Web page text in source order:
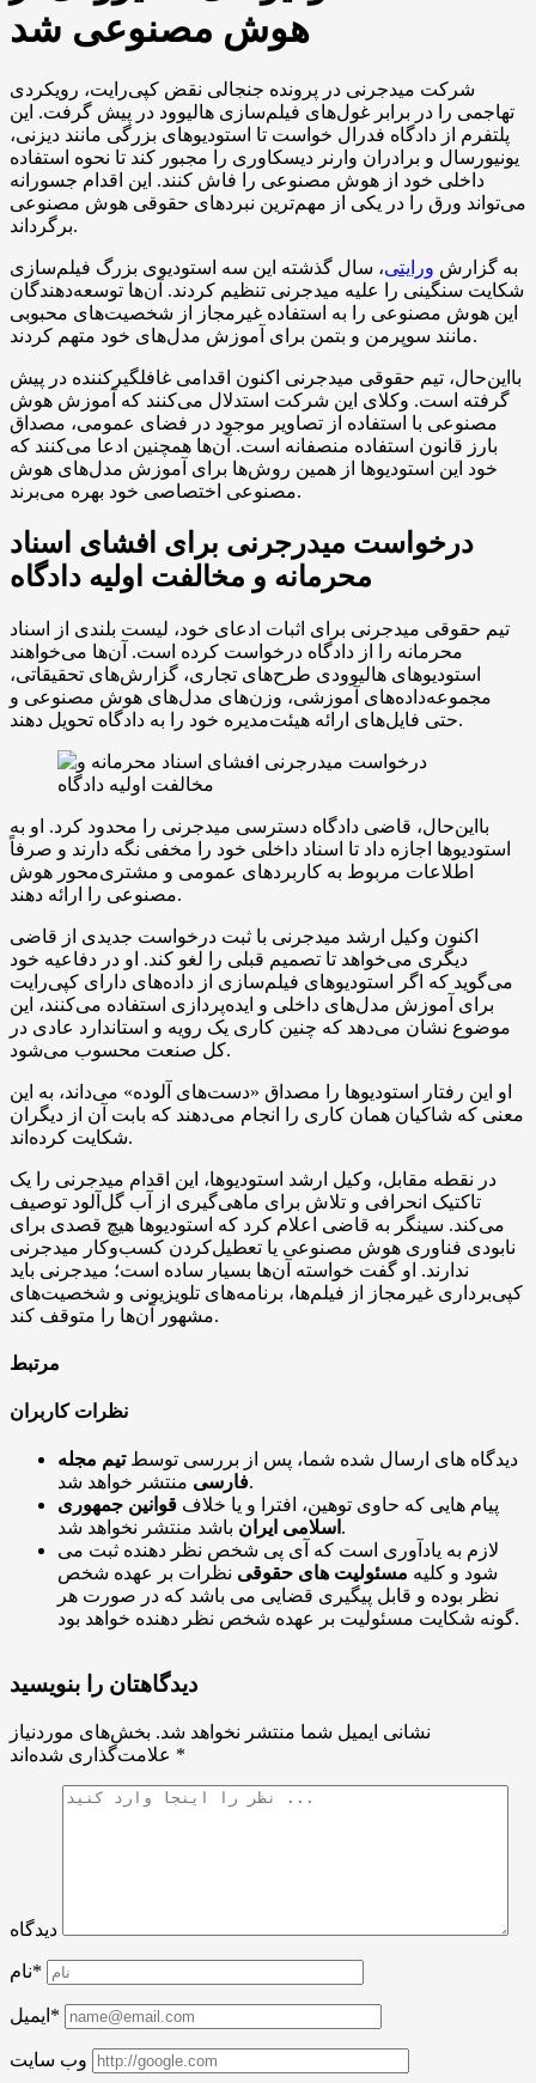
هوش مصنوعی شد
شرکت میدجرنی در پرونده جنجالی نقض کپی‌رایت، رویکردی
تهاجمی را در برابر غول‌های فیلم‌سازی هالیوود در پیش گرفت. این
پلتفرم از دادگاه فدرال خواست تا استودیوهای بزرگی مانند دیزنی،
یونیورسال و برادران وارنر دیسکاوری را مجبور کند تا نحوه استفاده
داخلی خود از هوش مصنوعی را فاش کنند. این اقدام جسورانه
می‌تواند ورق را در یکی از مهم‌ترین نبردهای حقوقی هوش مصنوعی
برگرداند.
به گزارش ورایتی، سال گذشته این سه استودیوی بزرگ فیلم‌سازی
شکایت سنگینی را علیه میدجرنی تنظیم کردند. آن‌ها توسعه‌دهندگان
این هوش مصنوعی را به استفاده غیرمجاز از شخصیت‌های محبوبی
مانند سوپرمن و بتمن برای آموزش مدل‌های خود متهم کردند.
بااین‌حال، تیم حقوقی میدجرنی اکنون اقدامی غافلگیرکننده در پیش
گرفته است. وکلای این شرکت استدلال می‌کنند که آموزش هوش
مصنوعی با استفاده از تصاویر موجود در فضای عمومی، مصداق
بارز قانون استفاده منصفانه است. آن‌ها همچنین ادعا می‌کنند که
خود این استودیوها از همین روش‌ها برای آموزش مدل‌های هوش
مصنوعی اختصاصی خود بهره می‌برند.
درخواست میدرجرنی برای افشای اسناد
محرمانه و مخالفت اولیه دادگاه
تیم حقوقی میدجرنی برای اثبات ادعای خود، لیست بلندی از اسناد
محرمانه را از دادگاه درخواست کرده است. آن‌ها می‌خواهند
استودیوهای هالیوودی طرح‌های تجاری، گزارش‌های تحقیقاتی،
مجموعه‌داده‌های آموزشی، وزن‌های مدل‌های هوش مصنوعی و
حتی فایل‌های ارائه هیئت‌مدیره خود را به دادگاه تحویل دهند.
بااین‌حال، قاضی دادگاه دسترسی میدجرنی را محدود کرد. او به
استودیوها اجازه داد تا اسناد داخلی خود را مخفی نگه دارند و صرفاً
اطلاعات مربوط به کاربردهای عمومی و مشتری‌محور هوش
مصنوعی را ارائه دهند.
اکنون وکیل ارشد میدجرنی با ثبت درخواست جدیدی از قاضی
دیگری می‌خواهد تا تصمیم قبلی را لغو کند. او در دفاعیه خود
می‌گوید که اگر استودیوهای فیلم‌سازی از داده‌های دارای کپی‌رایت
برای آموزش مدل‌های داخلی و ایده‌پردازی استفاده می‌کنند، این
موضوع نشان می‌دهد که چنین کاری یک رویه و استاندارد عادی در
کل صنعت محسوب می‌شود.
او این رفتار استودیوها را مصداق «دست‌های آلوده» می‌داند، به این
معنی که شاکیان همان کاری را انجام می‌دهند که بابت آن از دیگران
شکایت کرده‌اند.
در نقطه مقابل، وکیل ارشد استودیوها، این اقدام میدجرنی را یک
تاکتیک انحرافی و تلاش برای ماهی‌گیری از آب گل‌آلود توصیف
می‌کند. سینگر به قاضی اعلام کرد که استودیوها هیچ قصدی برای
نابودی فناوری هوش مصنوعی یا تعطیل‌کردن کسب‌وکار میدجرنی
ندارند. او گفت خواسته آن‌ها بسیار ساده است؛ میدجرنی باید
کپی‌برداری غیرمجاز از فیلم‌ها، برنامه‌های تلویزیونی و شخصیت‌های
مشهور آن‌ها را متوقف کند.
مرتبط
نظرات کاربران
دیدگاه های ارسال شده شما، پس از بررسی توسطتیم مجله
فارسیمنتشر خواهد شد.
پیام هایی که حاوی توهین، افترا و یا خلاف قوانین جمهوری
اسلامی ایران باشد منتشر نخواهد شد.
لازم به یادآوری است که آی پی شخص نظر دهنده ثبت می
شود و کلیه مسئولیت های حقوقی نظرات بر عهده شخص
نظر بوده و قابل پیگیری قضایی می باشد که در صورت هر
گونه شکایت مسئولیت بر عهده شخص نظر دهنده خواهد بود.
دیدگاهتان را بنویسید
نشانی ایمیل شما منتشر نخواهد شد. بخش‌های موردنیاز
*
دیدگاه
نام*
ایمیل*
وب سایت